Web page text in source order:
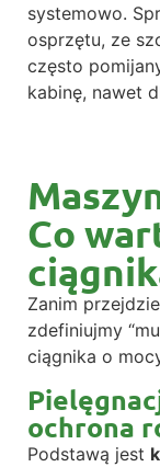
systemowo.
osprzętu, ze
często
kabinę, nawet
Co
Zanim
zdefiniujmy
ciągnika o
ochrona
Podstawą jest